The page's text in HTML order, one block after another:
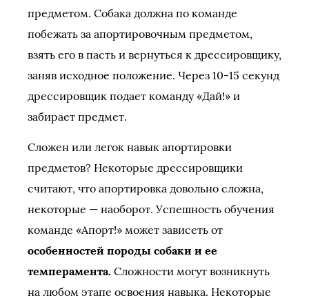
предметом. Собака должна по команде
побежать за апортировочным предметом,
взять его в пасть и вернуться к дрессировщику,
заняв исходное положение. Через 10-15 секунд
дрессировщик подает команду «Дай!» и
забирает предмет.
Сложен или легок навык апортировки
предметов? Некоторые дрессировщики
считают, что апортировка довольно сложна,
некоторые — наоборот. Успешность обучения
команде «Апорт!» может зависеть от
особенностей породы собаки и ее
темперамента. Сложности могут возникнуть
на любом этапе освоения навыка. Некоторые